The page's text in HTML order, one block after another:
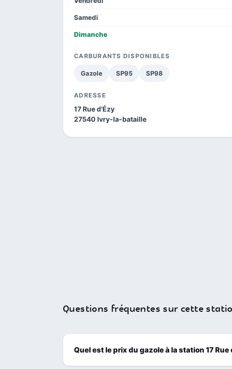
Samedi
Dimanche
CARBURANTS DISPONIBLES
Gazole SP95 SP98
ADRESSE
17 Rue d'Ézy
27540 Ivry-la-bataille
Questions fréquentes sur cette
Quel est le prix du gazole à la station 17